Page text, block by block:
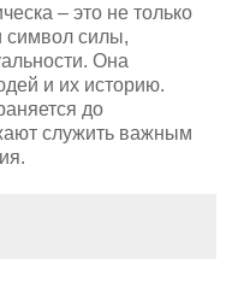
– это не только
символ силы,
Она
и их историю.
до
служить важным